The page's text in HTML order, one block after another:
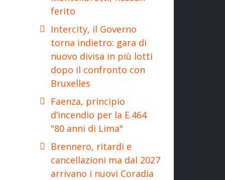
ferito
Intercity, il Governo
torna indietro: gara di
nuovo divisa in più lotti
dopo il confronto con
Bruxelles
Faenza, principio
d’incendio per la E.464
"80 anni di Lima"
Brennero, ritardi e
cancellazioni ma dal 2027
arrivano i nuovi Coradia